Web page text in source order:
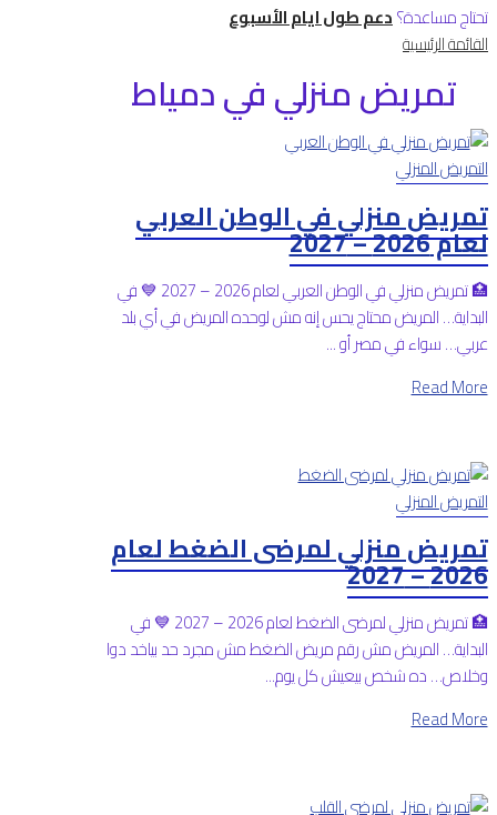
تحتاج مساعدة؟دعم طول ايام الأسبوع
القائمة الرئيسية
تمريض منزلي في دمياط
التمريض المنزلي
تمريض منزلي في الوطن العربي
لعام 2026 – 2027
🏥 تمريض منزلي في الوطن العربي لعام 2026 – 2027 💙 في
البداية… المريض محتاج يحس إنه مش لوحده المريض في أي بلد
عربي… سواء في مصر أو ...
Read More
التمريض المنزلي
تمريض منزلي لمرضى الضغط لعام
2026 – 2027
🏥 تمريض منزلي لمرضى الضغط لعام 2026 – 2027 💙 في
البداية… المريض مش رقم مريض الضغط مش مجرد حد بياخد دوا
وخلاص… ده شخص بيعيش كل يوم...
Read More